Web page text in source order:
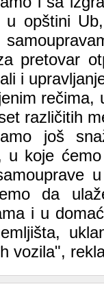
u opštini
pretovar
i
rečima,
različitih
još
u koje
da
i u
vozila",